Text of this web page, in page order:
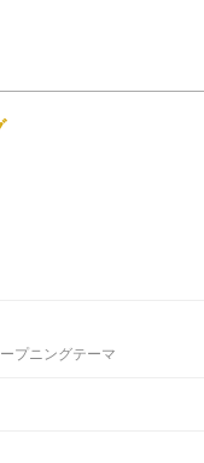
プニングテーマ